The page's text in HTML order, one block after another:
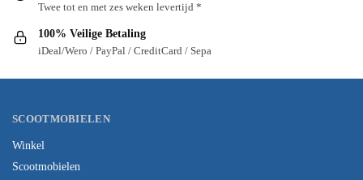
Twee tot en met zes weken levertijd *
100% Veilige Betaling
iDeal/Wero / PayPal / CreditCard / Sepa
SCOOTMOBIELEN
Winkel
Scootmobielen